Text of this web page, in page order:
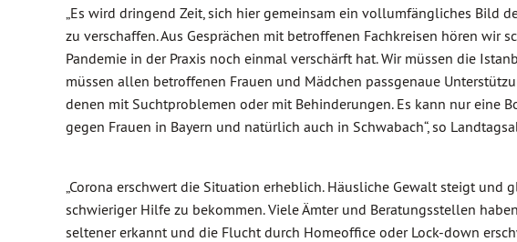
„Es wird dringend Zeit, sich hier gemeinsam ein vollumfängliches Bild
zu verschaffen. Aus Gesprächen mit betroffenen Fachkreisen hören wir
Pandemie in der Praxis noch einmal verschärft hat. Wir müssen die
müssen allen betroffenen Frauen und Mädchen passgenaue
denen mit Suchtproblemen oder mit Behinderungen. Es kann nur eine
gegen Frauen in Bayern und natürlich auch in Schwabach“, so
„Corona erschwert die Situation erheblich. Häusliche Gewalt steigt und
schwieriger Hilfe zu bekommen. Viele Ämter und Beratungsstellen
seltener erkannt und die Flucht durch Homeoffice oder Lock-down